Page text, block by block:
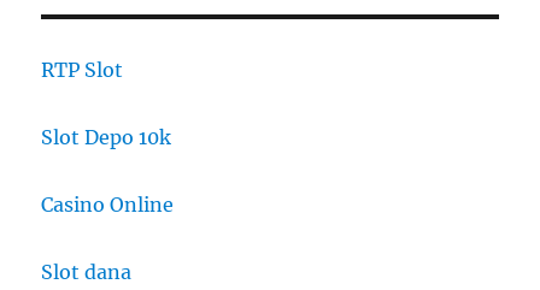
RTP Slot
Slot Depo 10k
Casino Online
Slot dana